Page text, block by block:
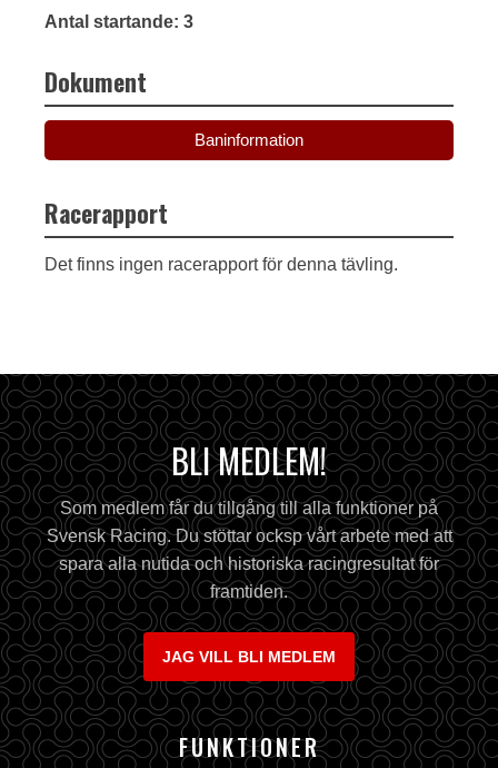
Antal startande: 3
Dokument
Baninformation
Racerapport
Det finns ingen racerapport för denna tävling.
BLI MEDLEM!
Som medlem får du tillgång till alla funktioner på
Svensk Racing. Du stöttar ocksp vårt arbete med att
spara alla nutida och historiska racingresultat för
framtiden.
JAG VILL BLI MEDLEM
FUNKTIONER